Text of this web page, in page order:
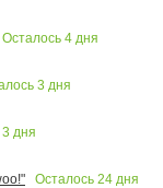
Осталось 4 дня
3 дня
3 дня
Осталось 24 дня